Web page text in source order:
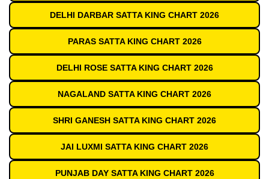
DELHI DARBAR SATTA KING CHART 2026
PARAS SATTA KING CHART 2026
DELHI ROSE SATTA KING CHART 2026
NAGALAND SATTA KING CHART 2026
SHRI GANESH SATTA KING CHART 2026
JAI LUXMI SATTA KING CHART 2026
PUNJAB DAY SATTA KING CHART 2026